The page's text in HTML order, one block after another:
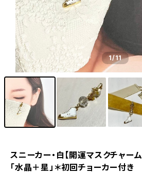
1/11
スニーカー・白【開運マスクチャー
「水晶＋星」＊初回チョーカー付き